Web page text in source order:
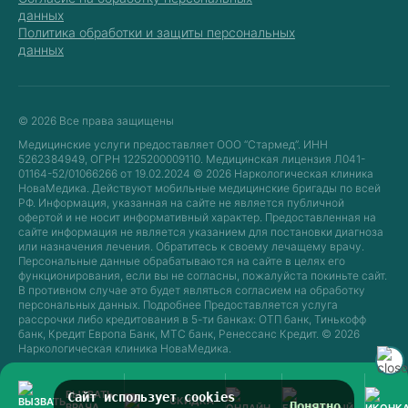
Сайт использует cookies
данных
Политика обработки и защиты персональных
данных
Кодирование «Эспераль»
Кодирование «Двойной блок»
© 2026 Все права защищены
Медицинские услуги предоставляет ООО “Стармед”. ИНН
5262384949, ОГРН 1225200009110. Медицинская лицензия Л041-
01164-52/01066266 от 19.02.2024 © 2026 Наркологическая клиника
НоваМедика. Действуют мобильные медицинские бригады по всей
РФ. Информация, указанная на сайте не является публичной
офертой и не носит информативный характер. Предоставленная на
сайте информация не является указанием для постановки диагноза
или назначения лечения. Обратитесь к своему лечащему врачу.
Персональные данные обрабатываются на сайте в целях его
функционирования, если вы не согласны, пожалуйста покиньте сайт.
В противном случае это будет являться согласием на обработку
персональных данных. Подробнее Предоставляется услуга
рассрочки либо кредитования в 5-ти банках: ОТП банк, Тинькофф
банк, Кредит Европа Банк, МТС банк, Ренессанс Кредит. © 2026
Наркологическая клиника НоваМедика.
ВЫЗВАТЬ
СКИДКА